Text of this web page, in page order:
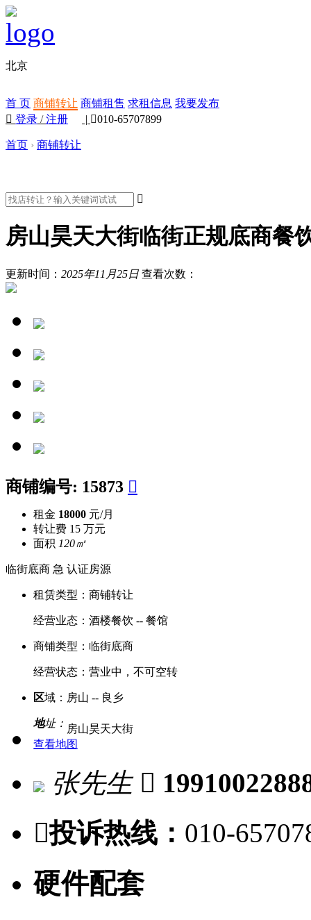
北京
首 页 商铺转让 商铺租售 求租信息 我要发布
 登录 /注册 | 010-65707899
首页 › 商铺转让

房山昊天大街临街正规底商餐
更新时间： 2025年11月25日 查看次数：
商铺编号: 15873 
租金 18000 元/月
转让费 15 万元
面积 120㎡
临街底商 急 认证房源
租赁类型： 商铺转让
经营业态： 酒楼餐饮 -- 餐馆
商铺类型： 临街底商
经营状态： 营业中，不可空转
区域： 房山 -- 良乡
地址： 房山昊天大街
查看地图
张先生 
投诉热线： 010-
硬件配套